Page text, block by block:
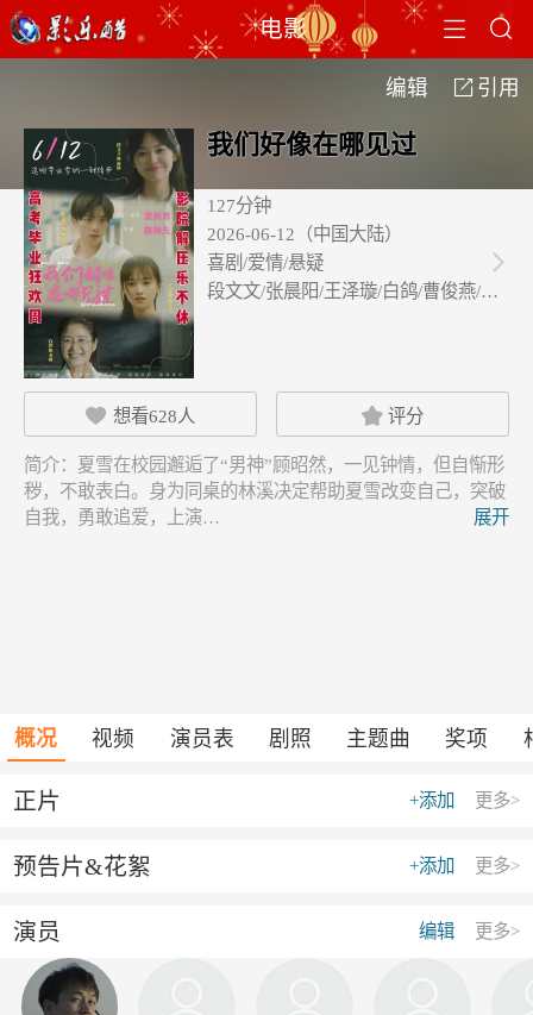
 
电影
编辑  引用
我们好像在哪见过
127分钟
2026-06-12（中国大陆）
喜剧/爱情/悬疑
段文文/张晨阳/王泽璇/白鸽/曹俊燕/杨…

 想看628人  评分
简介： 夏雪在校园邂逅了“男神”顾昭然，一见钟情，但自惭形
秽，不敢表白。身为同桌的林溪决定帮助夏雪改变自己，突破
自我，勇敢追爱，上演…
展开
概况 视频 演员表 剧照 主题曲 奖项
更多>
+添加
正片
更多>
+添加
预告片&花絮
更多>
编辑
演员